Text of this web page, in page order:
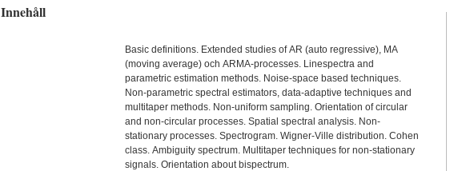
Innehåll
Basic definitions. Extended studies of AR (auto regressive), MA
(moving average) och ARMA-processes. Linespectra and
parametric estimation methods. Noise-space based techniques.
Non-parametric spectral estimators, data-adaptive techniques and
multitaper methods. Non-uniform sampling. Orientation of circular
and non-circular processes. Spatial spectral analysis. Non-
stationary processes. Spectrogram. Wigner-Ville distribution. Cohen
class. Ambiguity spectrum. Multitaper techniques for non-stationary
signals. Orientation about bispectrum.